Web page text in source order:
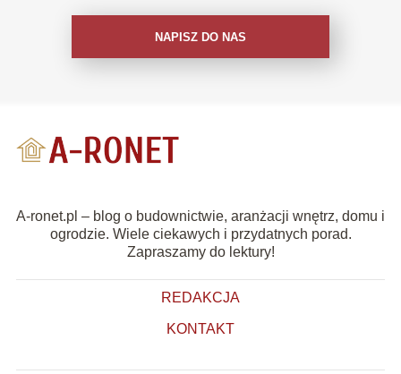
NAPISZ DO NAS
A-ronet.pl – blog o budownictwie, aranżacji wnętrz, domu i
ogrodzie. Wiele ciekawych i przydatnych porad.
Zapraszamy do lektury!
REDAKCJA
KONTAKT